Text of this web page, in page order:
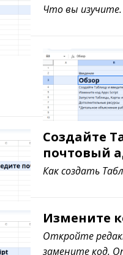
Что вы
Создайте
почтовый
Как создать
Измените
Откройте
замените код.